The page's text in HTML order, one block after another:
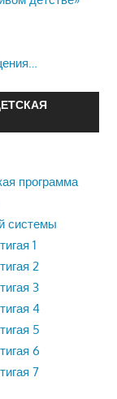
программа
системы
1
2
3
4
5
6
7